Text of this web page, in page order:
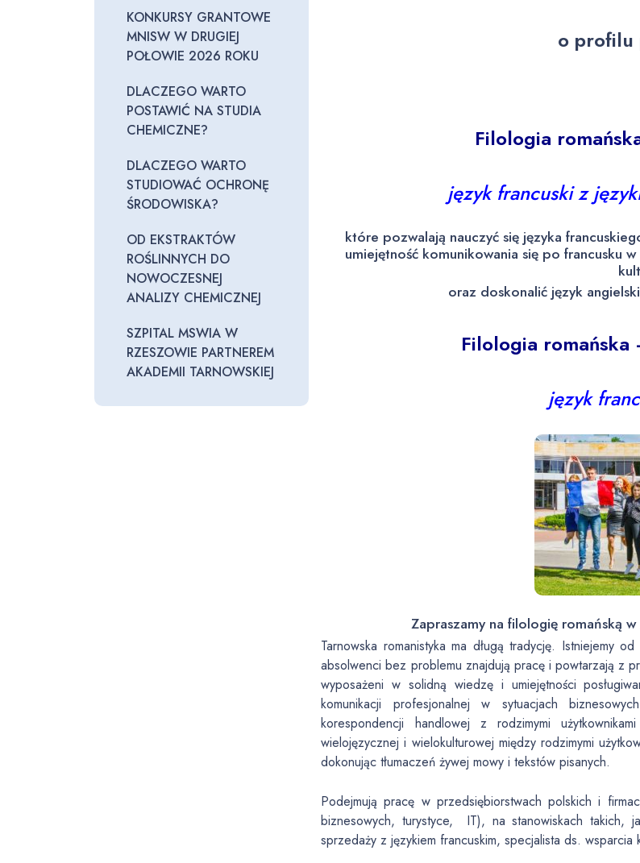
KONKURSY GRANTOWE
MNISW W DRUGIEJ
POŁOWIE 2026 ROKU
DLACZEGO WARTO
POSTAWIĆ NA STUDIA
CHEMICZNE?
DLACZEGO WARTO
STUDIOWAĆ OCHRONĘ
ŚRODOWISKA?
OD EKSTRAKTÓW
ROŚLINNYCH DO
NOWOCZESNEJ
ANALIZY CHEMICZNEJ
SZPITAL MSWIA W
RZESZOWIE PARTNEREM
AKADEMII TARNOWSKIEJ
o profilu
Filologia
język francuski z
które pozwalają nauczyć się języka
umiejętność komunikowania się po francusku
oraz doskonalić język
Filologia
język
Zapraszamy na filologię romańską
Tarnowska romanistyka ma długą tradycję. Istniejemy
absolwenci bez problemu znajdują pracę i powtarzają z
wyposażeni w solidną wiedzę i umiejętności
komunikacji profesjonalnej w sytuacjach
korespondencji handlowej z rodzimymi
wielojęzycznej i wielokulturowej między rodzimymi
dokonując tłumaczeń żywej mowy i tekstów pisanych.
Podejmują pracę w przedsiębiorstwach polskich i
biznesowych, turystyce, IT), na stanowiskach takich,
sprzedaży z językiem francuskim, specjalista ds.